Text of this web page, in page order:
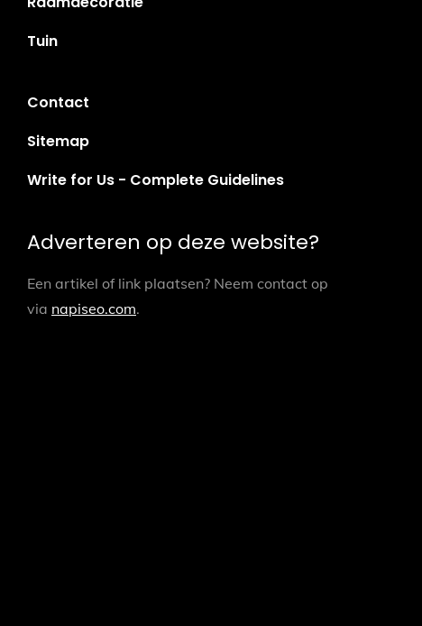
Tuin
Contact
Sitemap
Write for Us - Complete Guidelines
Adverteren op deze website?
Een artikel of link plaatsen? Neem contact op
via napiseo.com.